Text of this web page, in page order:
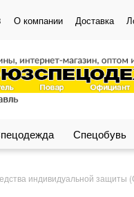
О компании Доставка
Спецобувь
индивидуальной защиты